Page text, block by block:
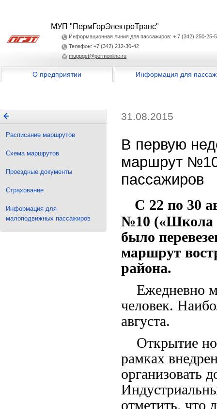
МУП "ПермГорЭлектроТранс"
Информационная линия для пассажиров: + 7 (342) 250-25-
Телефон: +7 (342) 212-30-42
muppget@permonline.ru
О предприятии Информация для
Расписание маршрутов
Схема маршрутов
Проездные документы
Страхование
Информация для
малоподвижных пассажиров
31.08.2015
В первую
маршрут №10
пассажиров
С 22 по 30
№10 («Школа
было
маршрут
района.
Ежедневно
человек.
августа.
Открытие
рамках
организовать
отметить, что